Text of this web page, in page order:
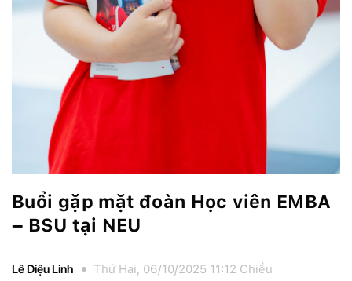
Buổi gặp mặt đoàn Học viên EMBA
– BSU tại NEU
Lê Diệu Linh Thứ Hai, 06/10/2025 11:12 Chiều